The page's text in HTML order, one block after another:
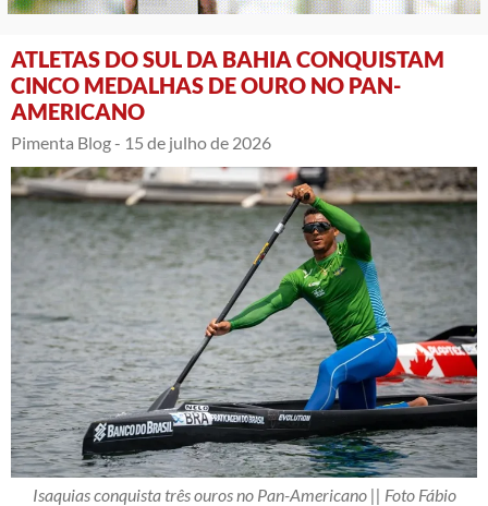
ATLETAS DO SUL DA BAHIA CONQUISTAM
CINCO MEDALHAS DE OURO NO PAN-
AMERICANO
Pimenta Blog - 15 de julho de 2026
Isaquias conquista três ouros no Pan-Americano || Foto Fábio